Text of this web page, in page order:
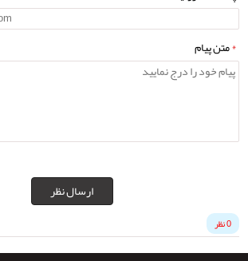
*متن پیام
ارسال نظر
0 نظر